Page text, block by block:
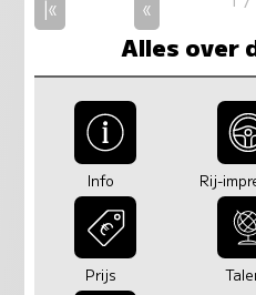
|« «
Alles over
Info Rij-
Prijs